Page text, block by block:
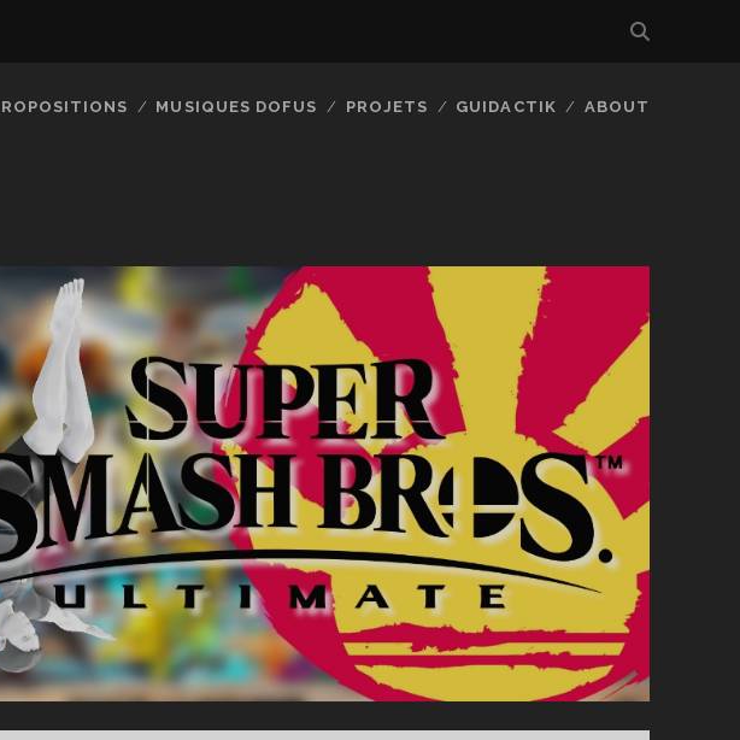
MUSIQUES DOFUS PROJETS GUIDACTIK ABOUT